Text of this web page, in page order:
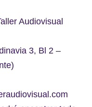
Audiovisual
3, Bl 2 –